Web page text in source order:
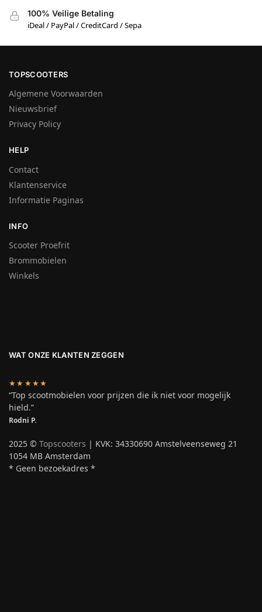
100% Veilige Betaling
iDeal / PayPal / CreditCard / Sepa
TOPSCOOTERS
Algemene Voorwaarden
Nieuwsbrief
Privacy Policy
HELP
Contact
Klantenservice
Informatie Paginas
INFO
Scooter Proefrit
Brommobielen
Winkels
WAT ONZE KLANTEN ZEGGEN
★★★★★
“Top scootmobielen voor prijzen die ik niet voor mogelijk
hield.”
Rodni P.
2025 © Topscooters | KVK: 34330690 Amstelveenseweg 21
1054 MB Amsterdam
* Geen bezoekadres *